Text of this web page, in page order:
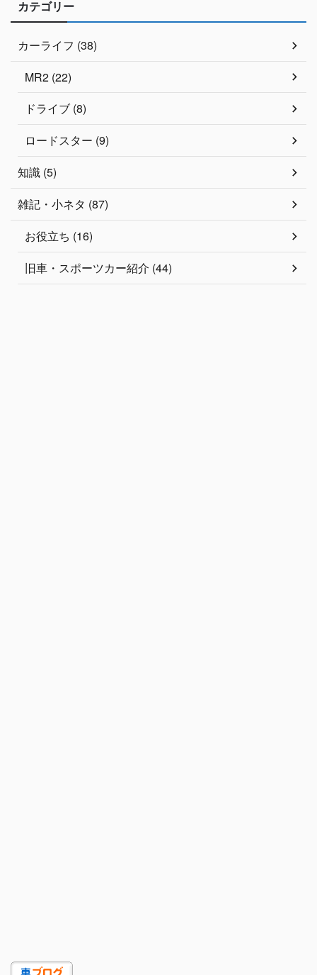
カテゴリー
カーライフ (38)
MR2 (22)
ドライブ (8)
ロードスター (9)
知識 (5)
雑記・小ネタ (87)
お役立ち (16)
旧車・スポーツカー紹介 (44)